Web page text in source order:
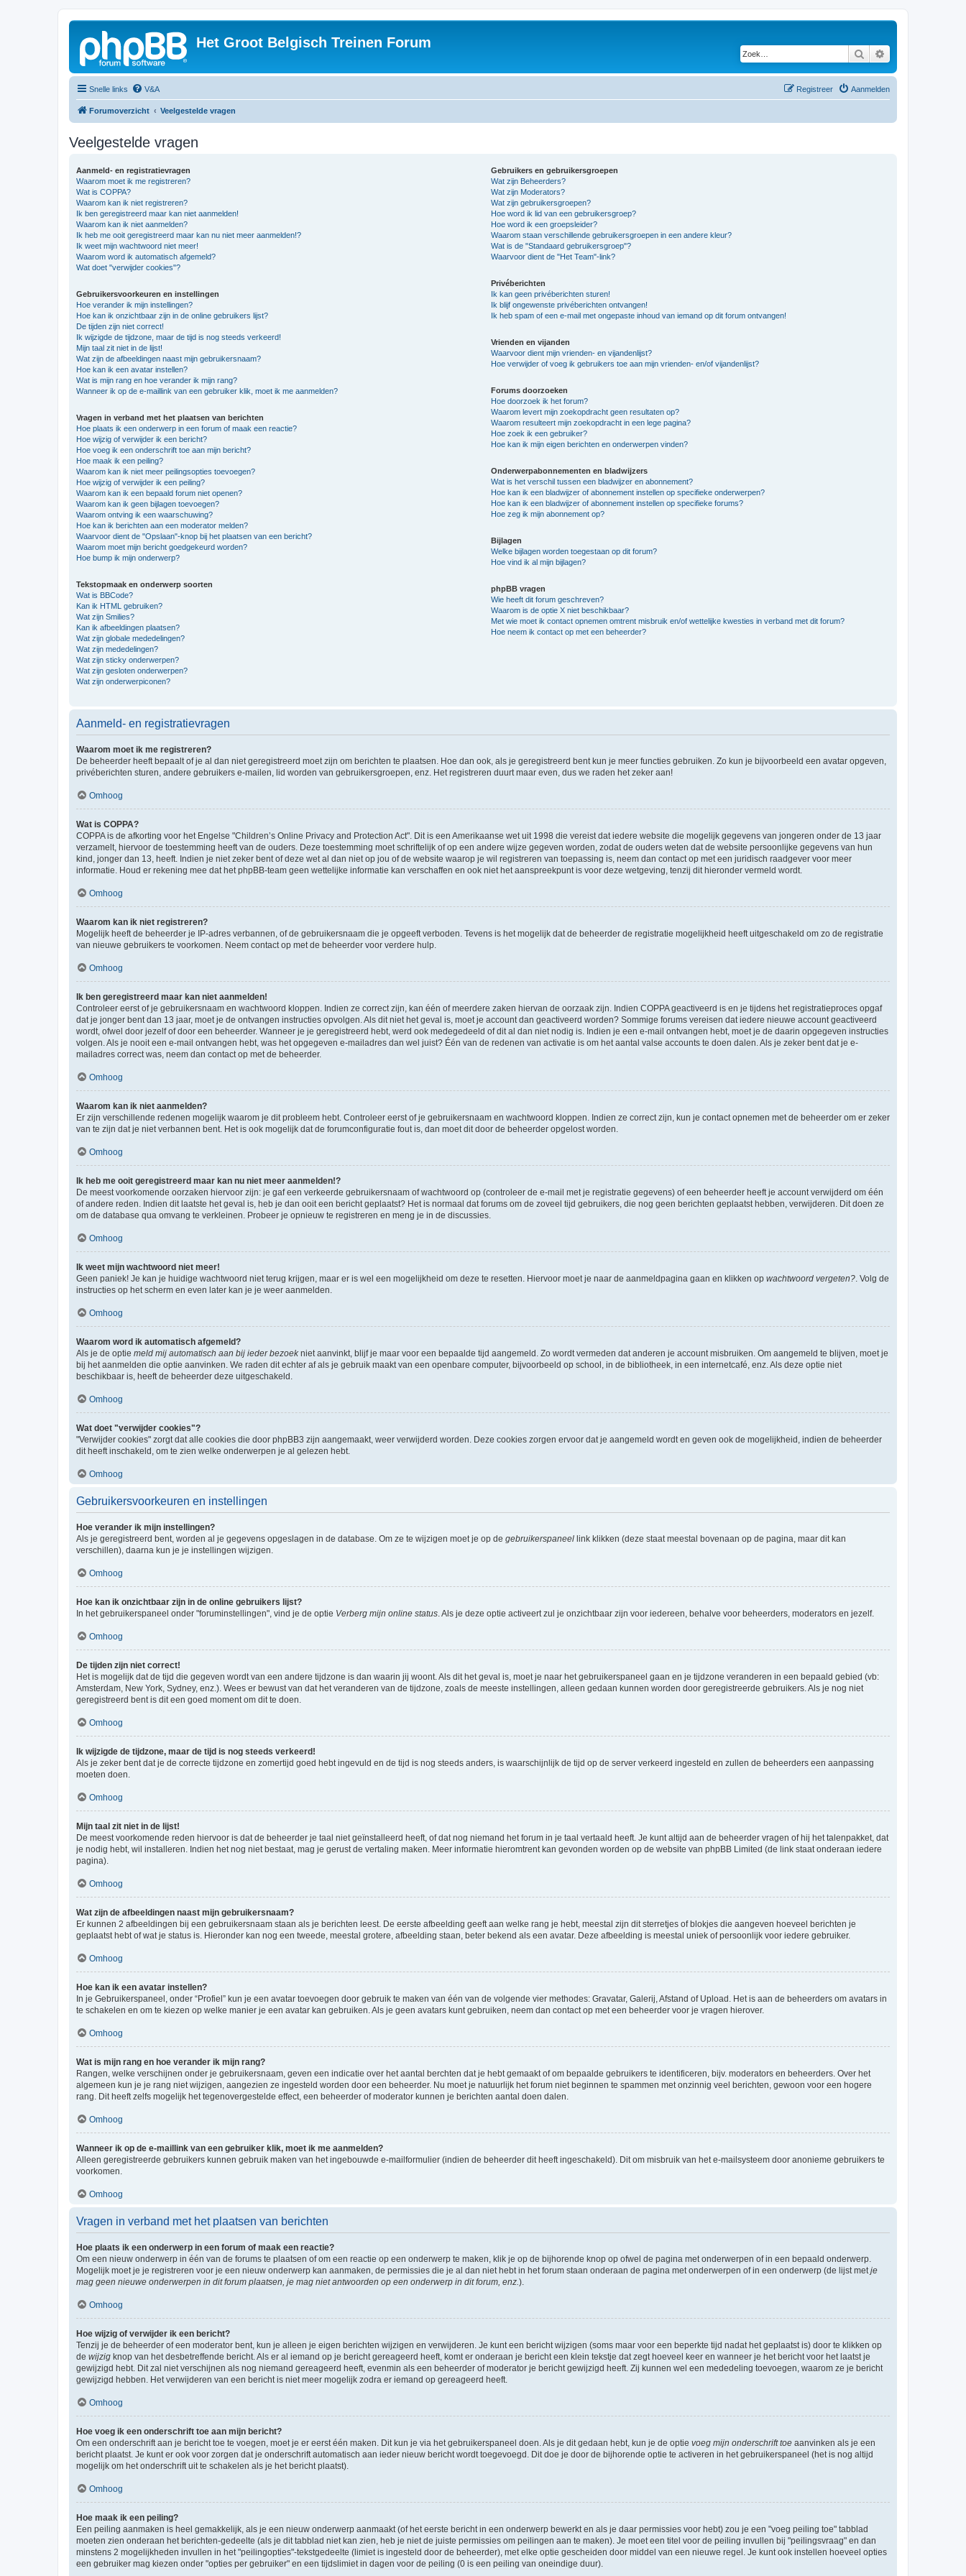
Het Groot Belgisch Treinen Forum
Zoek
Snelle links V&A Aanmelden
Registreer
Forumoverzicht Veelgestelde vragen
Veelgestelde vragen
Aanmeld- en registratievragen
Waarom moet ik me registreren?
Wat is COPPA?
Waarom kan ik niet registreren?
Ik ben geregistreerd maar kan niet aanmelden!
Waarom kan ik niet aanmelden?
Ik heb me ooit geregistreerd maar kan nu niet meer aanmelden!?
Ik weet mijn wachtwoord niet meer!
Waarom word ik automatisch afgemeld?
Wat doet "verwijder cookies"?
Gebruikersvoorkeuren en instellingen
Hoe verander ik mijn instellingen?
Hoe kan ik onzichtbaar zijn in de online gebruikers lijst?
De tijden zijn niet correct!
Ik wijzigde de tijdzone, maar de tijd is nog steeds verkeerd!
Mijn taal zit niet in de lijst!
Wat zijn de afbeeldingen naast mijn gebruikersnaam?
Hoe kan ik een avatar instellen?
Wat is mijn rang en hoe verander ik mijn rang?
Wanneer ik op de e-maillink van een gebruiker klik, moet ik me aanmelden?
Vragen in verband met het plaatsen van berichten
Hoe plaats ik een onderwerp in een forum of maak een reactie?
Hoe wijzig of verwijder ik een bericht?
Hoe voeg ik een onderschrift toe aan mijn bericht?
Hoe maak ik een peiling?
Waarom kan ik niet meer peilingsopties toevoegen?
Hoe wijzig of verwijder ik een peiling?
Waarom kan ik een bepaald forum niet openen?
Waarom kan ik geen bijlagen toevoegen?
Waarom ontving ik een waarschuwing?
Hoe kan ik berichten aan een moderator melden?
Waarvoor dient de "Opslaan"-knop bij het plaatsen van een bericht?
Waarom moet mijn bericht goedgekeurd worden?
Hoe bump ik mijn onderwerp?
Tekstopmaak en onderwerp soorten
Wat is BBCode?
Kan ik HTML gebruiken?
Wat zijn Smilies?
Kan ik afbeeldingen plaatsen?
Wat zijn globale mededelingen?
Wat zijn mededelingen?
Wat zijn sticky onderwerpen?
Wat zijn gesloten onderwerpen?
Wat zijn onderwerpiconen?
Gebruikers en gebruikersgroepen
Wat zijn Beheerders?
Wat zijn Moderators?
Wat zijn gebruikersgroepen?
Hoe word ik lid van een gebruikersgroep?
Hoe word ik een groepsleider?
Waarom staan verschillende gebruikersgroepen in een andere kleur?
Wat is de "Standaard gebruikersgroep"?
Waarvoor dient de "Het Team"-link?
Privéberichten
Ik kan geen privéberichten sturen!
Ik blijf ongewenste privéberichten ontvangen!
Ik heb spam of een e-mail met ongepaste inhoud van iemand op dit forum ontvangen!
Vrienden en vijanden
Waarvoor dient mijn vrienden- en vijandenlijst?
Hoe verwijder of voeg ik gebruikers toe aan mijn vrienden- en/of vijandenlijst?
Forums doorzoeken
Hoe doorzoek ik het forum?
Waarom levert mijn zoekopdracht geen resultaten op?
Waarom resulteert mijn zoekopdracht in een lege pagina?
Hoe zoek ik een gebruiker?
Hoe kan ik mijn eigen berichten en onderwerpen vinden?
Onderwerpabonnementen en bladwijzers
Wat is het verschil tussen een bladwijzer en abonnement?
Hoe kan ik een bladwijzer of abonnement instellen op specifieke onderwerpen?
Hoe kan ik een bladwijzer of abonnement instellen op specifieke forums?
Hoe zeg ik mijn abonnement op?
Bijlagen
Welke bijlagen worden toegestaan op dit forum?
Hoe vind ik al mijn bijlagen?
phpBB vragen
Wie heeft dit forum geschreven?
Waarom is de optie X niet beschikbaar?
Met wie moet ik contact opnemen omtrent misbruik en/of wettelijke kwesties in verband met dit forum?
Hoe neem ik contact op met een beheerder?
Aanmeld- en registratievragen
Waarom moet ik me registreren?
De beheerder heeft bepaalt of je al dan niet geregistreerd moet zijn om berichten te plaatsen. Hoe dan ook, als je geregistreerd bent kun je meer functies gebruiken. Zo kun je bijvoorbeeld een avatar opgeven,
privéberichten sturen, andere gebruikers e-mailen, lid worden van gebruikersgroepen, enz. Het registreren duurt maar even, dus we raden het zeker aan!
Omhoog
Wat is COPPA?
COPPA is de afkorting voor het Engelse "Children’s Online Privacy and Protection Act". Dit is een Amerikaanse wet uit 1998 die vereist dat iedere website die mogelijk gegevens van jongeren onder de 13 jaar
verzamelt, hiervoor de toestemming heeft van de ouders. Deze toestemming moet schriftelijk of op een andere wijze gegeven worden, zodat de ouders weten dat de website persoonlijke gegevens van hun
kind, jonger dan 13, heeft. Indien je niet zeker bent of deze wet al dan niet op jou of de website waarop je wil registreren van toepassing is, neem dan contact op met een juridisch raadgever voor meer
informatie. Houd er rekening mee dat het phpBB-team geen wettelijke informatie kan verschaffen en ook niet het aanspreekpunt is voor deze wetgeving, tenzij dit hieronder vermeld wordt.
Omhoog
Waarom kan ik niet registreren?
Mogelijk heeft de beheerder je IP-adres verbannen, of de gebruikersnaam die je opgeeft verboden. Tevens is het mogelijk dat de beheerder de registratie mogelijkheid heeft uitgeschakeld om zo de registratie
van nieuwe gebruikers te voorkomen. Neem contact op met de beheerder voor verdere hulp.
Omhoog
Ik ben geregistreerd maar kan niet aanmelden!
Controleer eerst of je gebruikersnaam en wachtwoord kloppen. Indien ze correct zijn, kan één of meerdere zaken hiervan de oorzaak zijn. Indien COPPA geactiveerd is en je tijdens het registratieproces opgaf
dat je jonger bent dan 13 jaar, moet je de ontvangen instructies opvolgen. Als dit niet het geval is, moet je account dan geactiveerd worden? Sommige forums vereisen dat iedere nieuwe account geactiveerd
wordt, ofwel door jezelf of door een beheerder. Wanneer je je geregistreerd hebt, werd ook medegedeeld of dit al dan niet nodig is. Indien je een e-mail ontvangen hebt, moet je de daarin opgegeven instructies
volgen. Als je nooit een e-mail ontvangen hebt, was het opgegeven e-mailadres dan wel juist? Één van de redenen van activatie is om het aantal valse accounts te doen dalen. Als je zeker bent dat je e-
mailadres correct was, neem dan contact op met de beheerder.
Omhoog
Waarom kan ik niet aanmelden?
Er zijn verschillende redenen mogelijk waarom je dit probleem hebt. Controleer eerst of je gebruikersnaam en wachtwoord kloppen. Indien ze correct zijn, kun je contact opnemen met de beheerder om er zeker
van te zijn dat je niet verbannen bent. Het is ook mogelijk dat de forumconfiguratie fout is, dan moet dit door de beheerder opgelost worden.
Omhoog
Ik heb me ooit geregistreerd maar kan nu niet meer aanmelden!?
De meest voorkomende oorzaken hiervoor zijn: je gaf een verkeerde gebruikersnaam of wachtwoord op (controleer de e-mail met je registratie gegevens) of een beheerder heeft je account verwijderd om één
of andere reden. Indien dit laatste het geval is, heb je dan ooit een bericht geplaatst? Het is normaal dat forums om de zoveel tijd gebruikers, die nog geen berichten geplaatst hebben, verwijderen. Dit doen ze
om de database qua omvang te verkleinen. Probeer je opnieuw te registreren en meng je in de discussies.
Omhoog
Ik weet mijn wachtwoord niet meer!
Geen paniek! Je kan je huidige wachtwoord niet terug krijgen, maar er is wel een mogelijkheid om deze te resetten. Hiervoor moet je naar de aanmeldpagina gaan en klikken op wachtwoord vergeten?. Volg de
instructies op het scherm en even later kan je je weer aanmelden.
Omhoog
Waarom word ik automatisch afgemeld?
Als je de optie meld mij automatisch aan bij ieder bezoekniet aanvinkt, blijf je maar voor een bepaalde tijd aangemeld. Zo wordt vermeden dat anderen je account misbruiken. Om aangemeld te blijven, moet je
bij het aanmelden die optie aanvinken. We raden dit echter af als je gebruik maakt van een openbare computer, bijvoorbeeld op school, in de bibliotheek, in een internetcafé, enz. Als deze optie niet
beschikbaar is, heeft de beheerder deze uitgeschakeld.
Omhoog
Wat doet "verwijder cookies"?
"Verwijder cookies" zorgt dat alle cookies die door phpBB3 zijn aangemaakt, weer verwijderd worden. Deze cookies zorgen ervoor dat je aangemeld wordt en geven ook de mogelijkheid, indien de beheerder
dit heeft inschakeld, om te zien welke onderwerpen je al gelezen hebt.
Omhoog
Gebruikersvoorkeuren en instellingen
Hoe verander ik mijn instellingen?
Als je geregistreerd bent, worden al je gegevens opgeslagen in de database. Om ze te wijzigen moet je op de gebruikerspaneel link klikken (deze staat meestal bovenaan op de pagina, maar dit kan
verschillen), daarna kun je je instellingen wijzigen.
Omhoog
Hoe kan ik onzichtbaar zijn in de online gebruikers lijst?
In het gebruikerspaneel onder "foruminstellingen", vind je de optie Verberg mijn online status. Als je deze optie activeert zul je onzichtbaar zijn voor iedereen, behalve voor beheerders, moderators en jezelf.
Omhoog
De tijden zijn niet correct!
Het is mogelijk dat de tijd die gegeven wordt van een andere tijdzone is dan waarin jij woont. Als dit het geval is, moet je naar het gebruikerspaneel gaan en je tijdzone veranderen in een bepaald gebied (vb:
Amsterdam, New York, Sydney, enz.). Wees er bewust van dat het veranderen van de tijdzone, zoals de meeste instellingen, alleen gedaan kunnen worden door geregistreerde gebruikers. Als je nog niet
geregistreerd bent is dit een goed moment om dit te doen.
Omhoog
Ik wijzigde de tijdzone, maar de tijd is nog steeds verkeerd!
Als je zeker bent dat je de correcte tijdzone en zomertijd goed hebt ingevuld en de tijd is nog steeds anders, is waarschijnlijk de tijd op de server verkeerd ingesteld en zullen de beheerders een aanpassing
moeten doen.
Omhoog
Mijn taal zit niet in de lijst!
De meest voorkomende reden hiervoor is dat de beheerder je taal niet geïnstalleerd heeft, of dat nog niemand het forum in je taal vertaald heeft. Je kunt altijd aan de beheerder vragen of hij het talenpakket, dat
je nodig hebt, wil installeren. Indien het nog niet bestaat, mag je gerust de vertaling maken. Meer informatie hieromtrent kan gevonden worden op de website van phpBB Limited (de link staat onderaan iedere
pagina).
Omhoog
Wat zijn de afbeeldingen naast mijn gebruikersnaam?
Er kunnen 2 afbeeldingen bij een gebruikersnaam staan als je berichten leest. De eerste afbeelding geeft aan welke rang je hebt, meestal zijn dit sterretjes of blokjes die aangeven hoeveel berichten je
geplaatst hebt of wat je status is. Hieronder kan nog een tweede, meestal grotere, afbeelding staan, beter bekend als een avatar. Deze afbeelding is meestal uniek of persoonlijk voor iedere gebruiker.
Omhoog
Hoe kan ik een avatar instellen?
In je Gebruikerspaneel, onder “Profiel” kun je een avatar toevoegen door gebruik te maken van één van de volgende vier methodes: Gravatar, Galerij, Afstand of Upload. Het is aan de beheerders om avatars in
te schakelen en om te kiezen op welke manier je een avatar kan gebruiken. Als je geen avatars kunt gebruiken, neem dan contact op met een beheerder voor je vragen hierover.
Omhoog
Wat is mijn rang en hoe verander ik mijn rang?
Rangen, welke verschijnen onder je gebruikersnaam, geven een indicatie over het aantal berchten dat je hebt gemaakt of om bepaalde gebruikers te identificeren, bijv. moderators en beheerders. Over het
algemeen kun je je rang niet wijzigen, aangezien ze ingesteld worden door een beheerder. Nu moet je natuurlijk het forum niet beginnen te spammen met onzinnig veel berichten, gewoon voor een hogere
rang. Dit heeft zelfs mogelijk het tegenovergestelde effect, een beheerder of moderator kunnen je berichten aantal doen dalen.
Omhoog
Wanneer ik op de e-maillink van een gebruiker klik, moet ik me aanmelden?
Alleen geregistreerde gebruikers kunnen gebruik maken van het ingebouwde e-mailformulier (indien de beheerder dit heeft ingeschakeld). Dit om misbruik van het e-mailsysteem door anonieme gebruikers te
voorkomen.
Omhoog
Vragen in verband met het plaatsen van berichten
Hoe plaats ik een onderwerp in een forum of maak een reactie?
Om een nieuw onderwerp in één van de forums te plaatsen of om een reactie op een onderwerp te maken, klik je op de bijhorende knop op ofwel de pagina met onderwerpen of in een bepaald onderwerp.
Mogelijk moet je je registreren voor je een nieuw onderwerp kan aanmaken, de permissies die je al dan niet hebt in het forum staan onderaan de pagina met onderwerpen of in een onderwerp (de lijst metje
mag geen nieuwe onderwerpen in dit forum plaatsen, je mag niet antwoorden op een onderwerp in dit forum, enz.).
Omhoog
Hoe wijzig of verwijder ik een bericht?
Tenzij je de beheerder of een moderator bent, kun je alleen je eigen berichten wijzigen en verwijderen. Je kunt een bericht wijzigen (soms maar voor een beperkte tijd nadat het geplaatst is) door te klikken op
de wijzig knop van het desbetreffende bericht. Als er al iemand op je bericht gereageerd heeft, komt er onderaan je bericht een klein tekstje dat zegt hoeveel keer en wanneer je het bericht voor het laatst je
gewijzigd hebt. Dit zal niet verschijnen als nog niemand gereageerd heeft, evenmin als een beheerder of moderator je bericht gewijzigd heeft. Zij kunnen wel een mededeling toevoegen, waarom ze je bericht
gewijzigd hebben. Het verwijderen van een bericht is niet meer mogelijk zodra er iemand op gereageerd heeft.
Omhoog
Hoe voeg ik een onderschrift toe aan mijn bericht?
Om een onderschrift aan je bericht toe te voegen, moet je er eerst één maken. Dit kun je via het gebruikerspaneel doen. Als je dit gedaan hebt, kun je de optie voeg mijn onderschrift toe aanvinken als je een
bericht plaatst. Je kunt er ook voor zorgen dat je onderschrift automatisch aan ieder nieuw bericht wordt toegevoegd. Dit doe je door de bijhorende optie te activeren in het gebruikerspaneel (het is nog altijd
mogelijk om het onderschrift uit te schakelen als je het bericht plaatst).
Omhoog
Hoe maak ik een peiling?
Een peiling aanmaken is heel gemakkelijk, als je een nieuw onderwerp aanmaakt (of het eerste bericht in een onderwerp bewerkt en als je daar permissies voor hebt) zou je een "voeg peiling toe" tabblad
moeten zien onderaan het berichten-gedeelte (als je dit tabblad niet kan zien, heb je niet de juiste permissies om peilingen aan te maken). Je moet een titel voor de peiling invullen bij "peilingsvraag" en dan
minstens 2 mogelijkheden invullen in het "peilingopties"-tekstgedeelte (limiet is ingesteld door de beheerder), met elke optie gescheiden door middel van een nieuwe regel. Je kunt ook instellen hoeveel opties
een gebruiker mag kiezen onder "opties per gebruiker" en een tijdslimiet in dagen voor de peiling (0 is een peiling van oneindige duur).